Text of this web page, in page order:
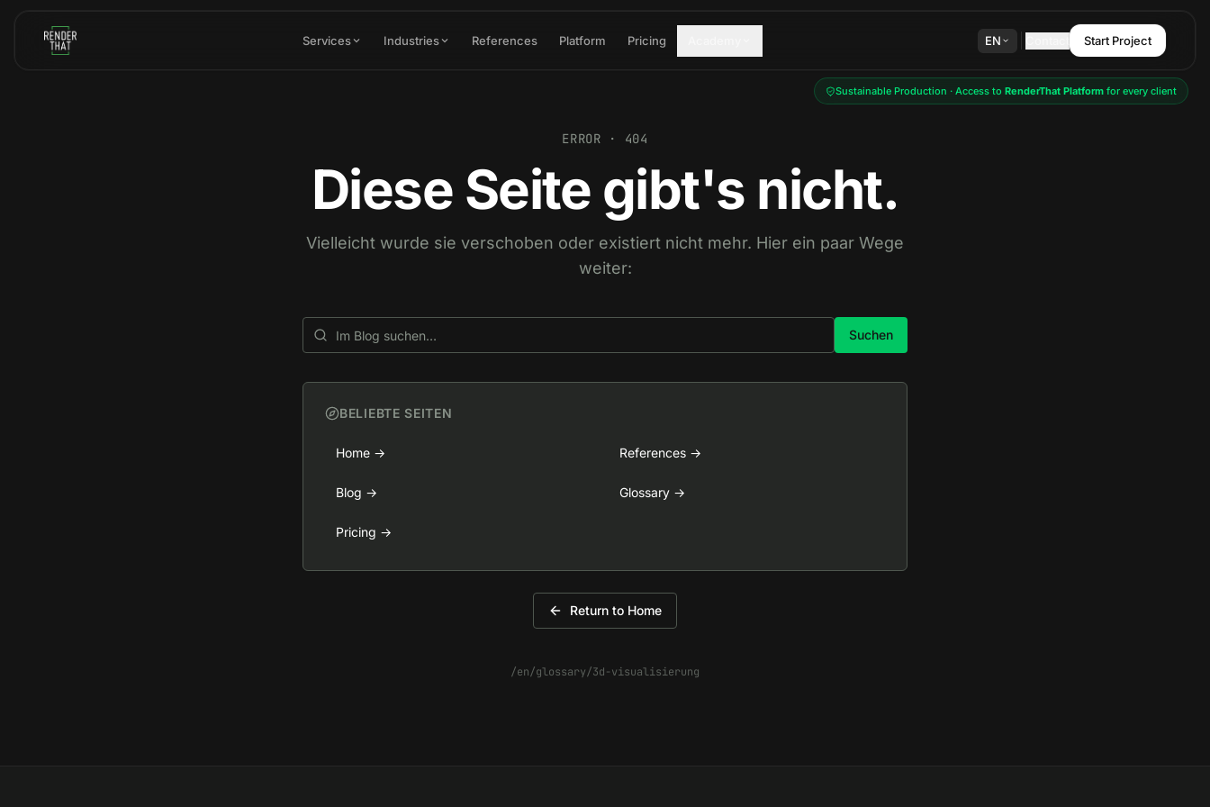
Services Industries References Platform Pricing EN Start Project
Sustainable Production · Access to RenderThat Platform for every client
ERROR · 404
Diese Seite gibt's nicht.
Vielleicht wurde sie verschoben oder existiert nicht mehr. Hier ein paar Wege
weiter:
Suchen
BELIEBTE SEITEN
Home → References →
Blog → Glossary →
Pricing →
Return to Home
/en/glossary/3d-visualisierung